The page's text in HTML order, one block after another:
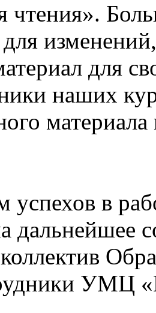
чтения».
для
наших
в
дальнейшее
УМЦ